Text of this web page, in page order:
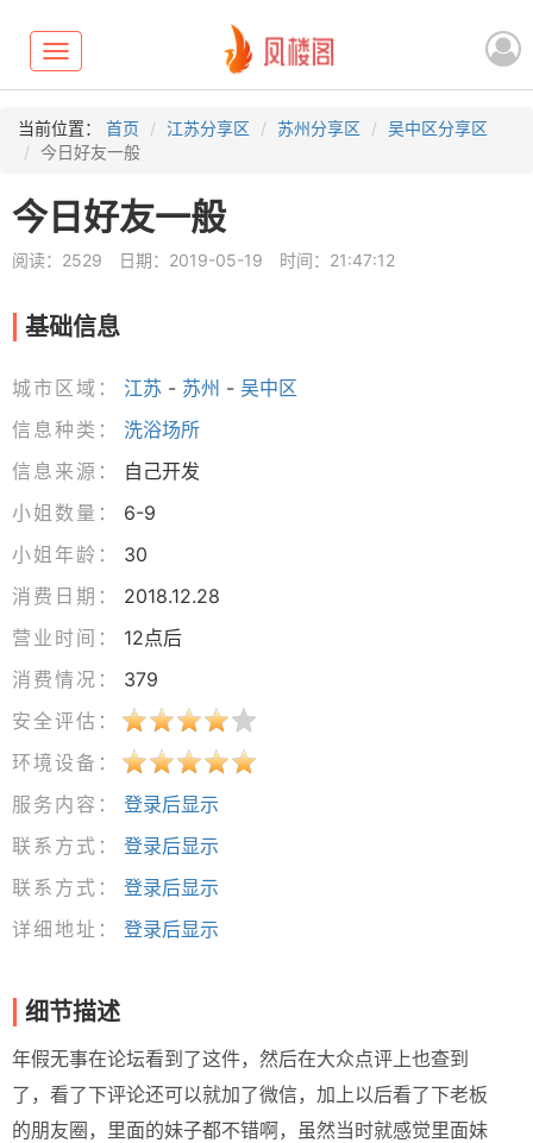
Toggle
navigation
当前位置： 首页 江苏分享区 苏州分享区
吴中区分享区
今日好友一般
今日好友一般
阅读：2529 日期：2019-05-19 时间：21:47:12
基础信息
城市区域： 江苏 - 苏州 - 吴中区
信息种类：
洗浴场所
信息来源：
自己开发
小姐数量：
6-9
小姐年龄：
30
消费日期：
2018.12.28
营业时间：
12点后
消费情况：
379
安全评估：
环境设备：
服务内容：
登录后显示
联系方式：
登录后显示
联系方式：
登录后显示
详细地址：
登录后显示
细节描述
年假无事在论坛看到了这件，然后在大众点评上也查到
了，看了下评论还可以就加了微信，加上以后看了下老板
的朋友圈，里面的妹子都不错啊，虽然当时就感觉里面妹